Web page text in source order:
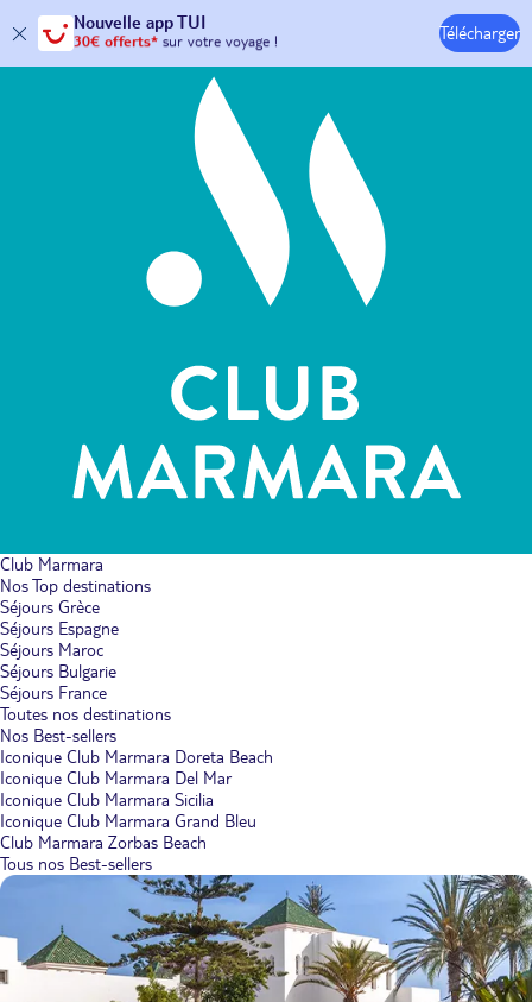
Nouvelle app TUI
30€ offerts*sur votre voyage !
avec le code :HAPPYAPP
Télécharger
Hôtels & Clubs
Club Marmara
Nos Top destinations
Séjours Grèce
Séjours Espagne
Séjours Maroc
Séjours Bulgarie
Séjours France
Toutes nos destinations
Nos Best-sellers
Iconique Club Marmara Doreta Beach
Iconique Club Marmara Del Mar
Iconique Club Marmara Sicilia
Iconique Club Marmara Grand Bleu
Club Marmara Zorbas Beach
Tous nos Best-sellers